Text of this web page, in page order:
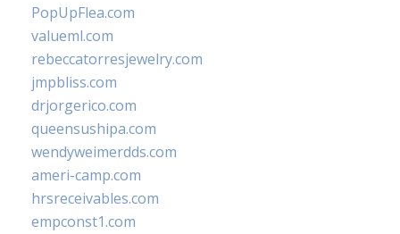
PopUpFlea.com
valueml.com
rebeccatorresjewelry.com
jmpbliss.com
drjorgerico.com
queensushipa.com
wendyweimerdds.com
ameri-camp.com
hrsreceivables.com
empconst1.com